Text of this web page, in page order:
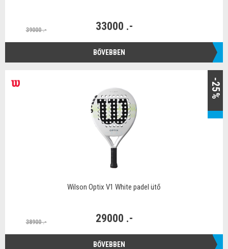
39000 .- 33000 .-
BŐVEBBEN
-25%
Wilson Optix V1 White padel ütő
38900 .- 29000 .-
BŐVEBBEN